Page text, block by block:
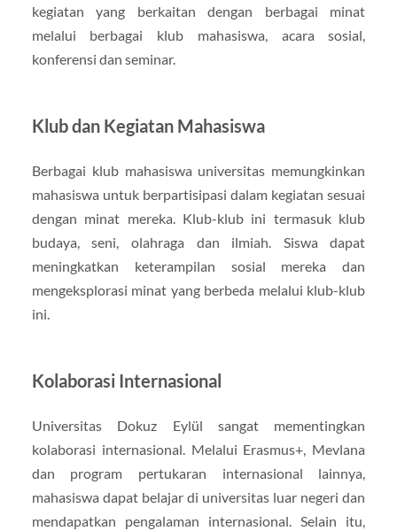
kegiatan yang berkaitan dengan berbagai minat
melalui berbagai klub mahasiswa, acara sosial,
konferensi dan seminar.
Klub dan Kegiatan Mahasiswa
Berbagai klub mahasiswa universitas memungkinkan
mahasiswa untuk berpartisipasi dalam kegiatan sesuai
dengan minat mereka. Klub-klub ini termasuk klub
budaya, seni, olahraga dan ilmiah. Siswa dapat
meningkatkan keterampilan sosial mereka dan
mengeksplorasi minat yang berbeda melalui klub-klub
ini.
Kolaborasi Internasional
Universitas Dokuz Eylül sangat mementingkan
kolaborasi internasional. Melalui Erasmus+, Mevlana
dan program pertukaran internasional lainnya,
mahasiswa dapat belajar di universitas luar negeri dan
mendapatkan pengalaman internasional. Selain itu,